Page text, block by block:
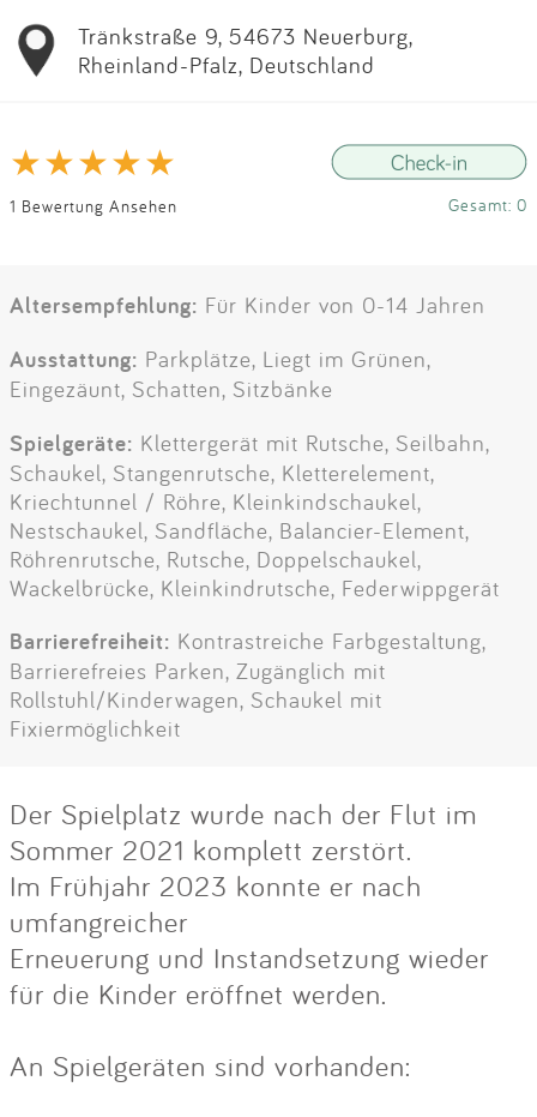
Tränkstraße 9, 54673 Neuerburg,
Rheinland-Pfalz, Deutschland
1 Bewertung Ansehen Gesamt: 0
Altersempfehlung: Für Kinder von 0-14 Jahren
Ausstattung: Parkplätze, Liegt im Grünen,
Eingezäunt, Schatten, Sitzbänke
Spielgeräte: Klettergerät mit Rutsche, Seilbahn,
Schaukel, Stangenrutsche, Kletterelement,
Kriechtunnel / Röhre, Kleinkindschaukel,
Nestschaukel, Sandfläche, Balancier-Element,
Röhrenrutsche, Rutsche, Doppelschaukel,
Wackelbrücke, Kleinkindrutsche, Federwippgerät
Barrierefreiheit: Kontrastreiche Farbgestaltung,
Barrierefreies Parken, Zugänglich mit
Rollstuhl/Kinderwagen, Schaukel mit
Fixiermöglichkeit
Der Spielplatz wurde nach der Flut im
Sommer 2021 komplett zerstört.
Im Frühjahr 2023 konnte er nach
umfangreicher
Erneuerung und Instandsetzung wieder
für die Kinder eröffnet werden.
An Spielgeräten sind vorhanden: